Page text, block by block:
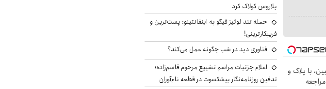
با پلاک و
بلاروس کولاک کرد
حمله تند لوئیز فیگو به اینفانتینو: پست‌ترین و
فریبکارترینی!
فناوری دید در شب چگونه عمل می‌کند؟
اعلام جزئیات مراسم تشییع مرحوم قاسم‌زاده؛
تدفین روزنامه‌نگار پیشکسوت در قطعه نام‌آوران